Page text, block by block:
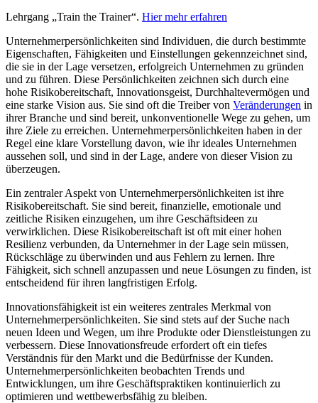
Lehrgang „Train the Trainer“. Hier mehr erfahren
Unternehmerpersönlichkeiten sind Individuen, die durch bestimmte
Eigenschaften, Fähigkeiten und Einstellungen gekennzeichnet sind,
die sie in der Lage versetzen, erfolgreich Unternehmen zu gründen
und zu führen. Diese Persönlichkeiten zeichnen sich durch eine
hohe Risikobereitschaft, Innovationsgeist, Durchhaltevermögen und
eine starke Vision aus. Sie sind oft die Treiber von Veränderungen in
ihrer Branche und sind bereit, unkonventionelle Wege zu gehen, um
ihre Ziele zu erreichen. Unternehmerpersönlichkeiten haben in der
Regel eine klare Vorstellung davon, wie ihr ideales Unternehmen
aussehen soll, und sind in der Lage, andere von dieser Vision zu
überzeugen.
Ein zentraler Aspekt von Unternehmerpersönlichkeiten ist ihre
Risikobereitschaft. Sie sind bereit, finanzielle, emotionale und
zeitliche Risiken einzugehen, um ihre Geschäftsideen zu
verwirklichen. Diese Risikobereitschaft ist oft mit einer hohen
Resilienz verbunden, da Unternehmer in der Lage sein müssen,
Rückschläge zu überwinden und aus Fehlern zu lernen. Ihre
Fähigkeit, sich schnell anzupassen und neue Lösungen zu finden, ist
entscheidend für ihren langfristigen Erfolg.
Innovationsfähigkeit ist ein weiteres zentrales Merkmal von
Unternehmerpersönlichkeiten. Sie sind stets auf der Suche nach
neuen Ideen und Wegen, um ihre Produkte oder Dienstleistungen zu
verbessern. Diese Innovationsfreude erfordert oft ein tiefes
Verständnis für den Markt und die Bedürfnisse der Kunden.
Unternehmerpersönlichkeiten beobachten Trends und
Entwicklungen, um ihre Geschäftspraktiken kontinuierlich zu
optimieren und wettbewerbsfähig zu bleiben.